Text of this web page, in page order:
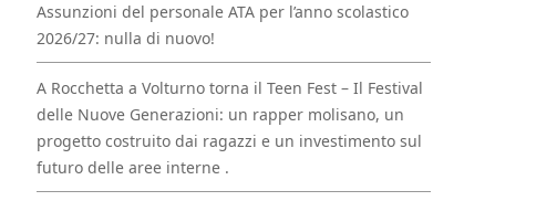
Assunzioni del personale ATA per l’anno scolastico
2026/27: nulla di nuovo!
A Rocchetta a Volturno torna il Teen Fest – Il Festival
delle Nuove Generazioni: un rapper molisano, un
progetto costruito dai ragazzi e un investimento sul
futuro delle aree interne .